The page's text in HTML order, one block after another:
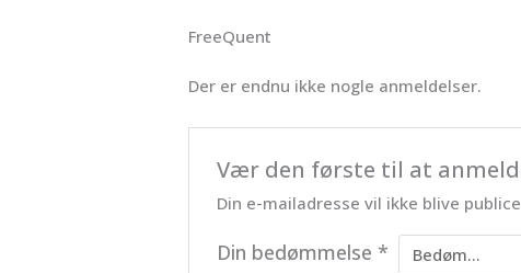
FreeQuent
Der er endnu ikke nogle anmeldelser.
Vær den første til at anmelde
Din e-mailadresse vil ikke blive
Din bedømmelse *